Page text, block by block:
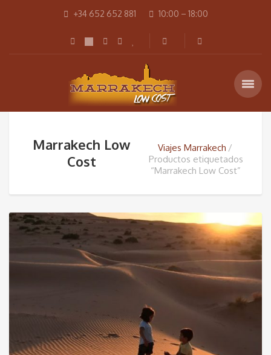
+34 652 652 881 10:00 – 18:00
Marrakech Low
Cost
Viajes Marrakech
Productos etiquetados
“Marrakech Low Cost”